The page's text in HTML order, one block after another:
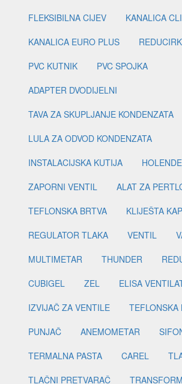
FLEKSIBILNA CIJEV
KANALICA
KANALICA EURO PLUS
PVC KUTNIK
PVC SPOJKA
ADAPTER DVODIJELNI
TAVA ZA SKUPLJANJE KONDENZATA
LULA ZA ODVOD KONDENZATA
INSTALACIJSKA KUTIJA
ZAPORNI VENTIL
ALAT ZA
TEFLONSKA BRTVA
KLIJEŠTA
REGULATOR TLAKA
VENTIL
MULTIMETAR
THUNDER
CUBIGEL
ZEL
ELISA
IZVIJAČ ZA VENTILE
TEFLONSKA
PUNJAČ
ANEMOMETAR
TERMALNA PASTA
CAREL
TLAČNI PRETVARAČ